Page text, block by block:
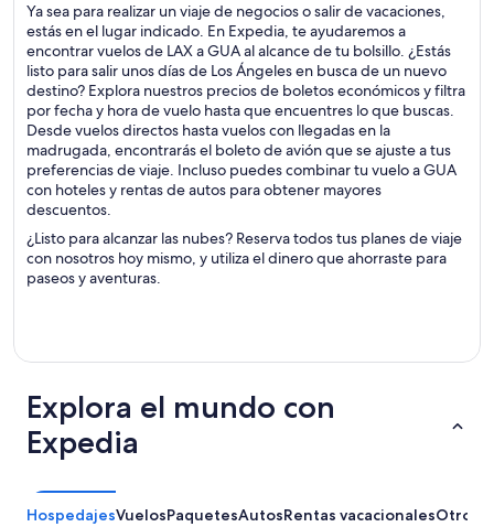
Ya sea para realizar un viaje de negocios o salir de vacaciones,
estás en el lugar indicado. En Expedia, te ayudaremos a
encontrar vuelos de LAX a GUA al alcance de tu bolsillo. ¿Estás
listo para salir unos días de Los Ángeles en busca de un nuevo
destino? Explora nuestros precios de boletos económicos y filtra
por fecha y hora de vuelo hasta que encuentres lo que buscas.
Desde vuelos directos hasta vuelos con llegadas en la
madrugada, encontrarás el boleto de avión que se ajuste a tus
preferencias de viaje. Incluso puedes combinar tu vuelo a GUA
con hoteles y rentas de autos para obtener mayores
descuentos.
¿Listo para alcanzar las nubes? Reserva todos tus planes de viaje
con nosotros hoy mismo, y utiliza el dinero que ahorraste para
paseos y aventuras.
Explora el mundo con
Expedia
HospedajesVuelosPaquetesAutosRentas vacacionalesOtros